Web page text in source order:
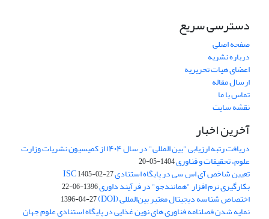
دسترسی سریع
صفحه اصلی
درباره نشریه
اعضای هیات تحریریه
ارسال مقاله
تماس با ما
نقشه سایت
آخرین اخبار
دریافت رتبه ارزیابی "بین المللی" در سال ۱۴۰۴ از کمیسیون نشریات وزارت
علوم، تحقیقات و فناوری1404-05-20
تعیین شاخص آی اس سی در پایگاه استنادی ISC1405-02-27
بکارگیری نرم افزار "همانندجو" در فرآیند داوری1396-06-22
اختصاص شناسه دیجیتال معتبر بین‌المللی (DOI) 1396-04-27
نمایه شدن فصلنامه فناوری های نوین غذایی در پایگاه استنادی علوم جهان